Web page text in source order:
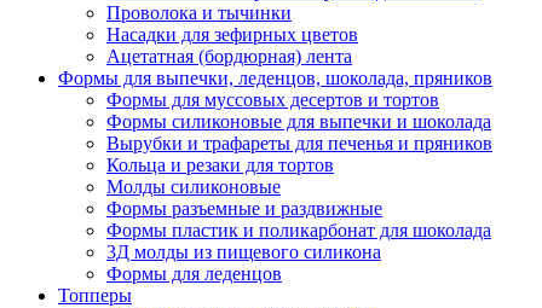
Проволока и тычинки
Насадки для зефирных цветов
Ацетатная (бордюрная) лента
Формы для выпечки, леденцов, шоколада, пряников
Формы для муссовых десертов и тортов
Формы силиконовые для выпечки и шоколада
Вырубки и трафареты для печенья и пряников
Кольца и резаки для тортов
Молды силиконовые
Формы разъемные и раздвижные
Формы пластик и поликарбонат для шоколада
3Д молды из пищевого силикона
Формы для леденцов
Топперы